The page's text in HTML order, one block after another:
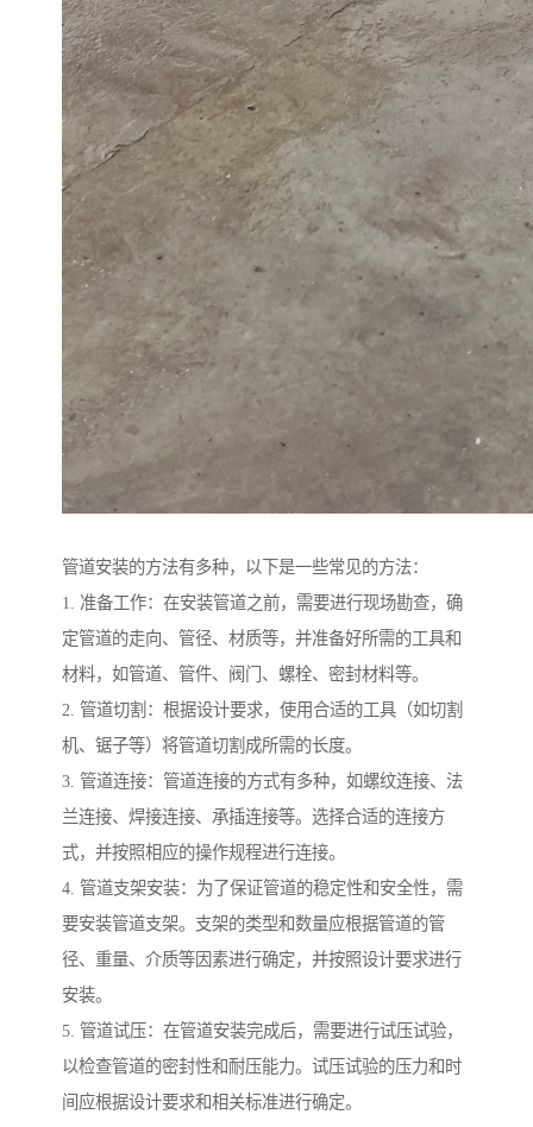
管道安装的方法有多种，以下是一些常见的方法：
1. 准备工作：在安装管道之前，需要进行现场勘查，确
定管道的走向、管径、材质等，并准备好所需的工具和
材料，如管道、管件、阀门、螺栓、密封材料等。
2. 管道切割：根据设计要求，使用合适的工具（如切割
机、锯子等）将管道切割成所需的长度。
3. 管道连接：管道连接的方式有多种，如螺纹连接、法
兰连接、焊接连接、承插连接等。选择合适的连接方
式，并按照相应的操作规程进行连接。
4. 管道支架安装：为了保证管道的稳定性和安全性，需
要安装管道支架。支架的类型和数量应根据管道的管
径、重量、介质等因素进行确定，并按照设计要求进行
安装。
5. 管道试压：在管道安装完成后，需要进行试压试验，
以检查管道的密封性和耐压能力。试压试验的压力和时
间应根据设计要求和相关标准进行确定。